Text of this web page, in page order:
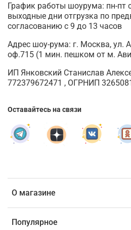
О магазине
Популярное
График работы шоурума: пн-пт
выходные дни отгрузка по
согласованию с 9 до 13 часов
Адрес шоу-рума: г. Москва, ул.
оф.715 (1 мин. пешком от м.
ИП Янковский Станислав
772379672471 , ОГРНИП
Оставайтесь на связи